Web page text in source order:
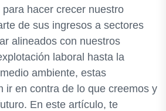
hacer crecer nuestro
de sus ingresos a sectores
alineados con nuestros
laboral hasta la
ambiente, estas
ir en contra de lo que creemos y
En este artículo, te